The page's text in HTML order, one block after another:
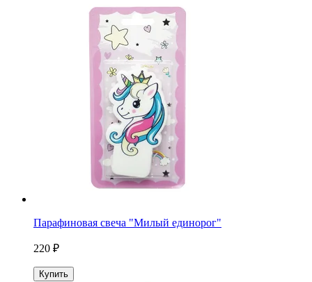
Парафиновая свеча "Милый единорог"
220 ₽
Купить